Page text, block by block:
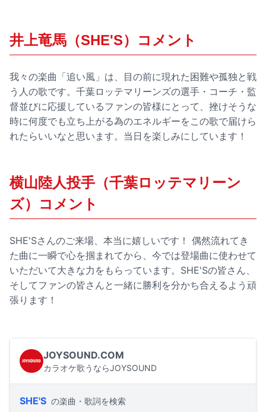
井上竜馬（SHE'S）コメント
我々の楽曲「追い風」は、目の前に現れた困難や孤独と戦
う人の歌です。千葉ロッテマリーンズの選手・コーチ・監
督並びに応援しているファンの皆様にとって、挫けそうな
時に何度でも立ち上がる為のエネルギーをこの歌で届けら
れたらいいなと思います。当日を楽しみにしています！
横山陸人投手（千葉ロッテマリーン
ズ）コメント
SHE'Sさんのご来場、本当に嬉しいです！ 偶然流れてき
た曲に一瞬で心を掴まれてから、今では登場曲に使わせて
いただいて大きな力をもらっています。SHE'Sの皆さん、
そしてファンの皆さんと一緒に勝利を分かち合えるよう頑
張ります！
JOYSOUND.COM
カラオケ歌うならJOYSOUND
SHE'S の楽曲・歌詞を検索